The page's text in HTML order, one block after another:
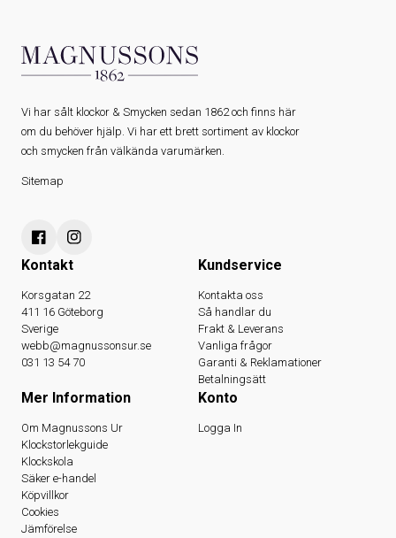
Vi har sålt klockor & Smycken sedan 1862 och finns här
om du behöver hjälp. Vi har ett brett sortiment av klockor
och smycken från välkända varumärken.
Sitemap
Kontakt
Korsgatan 22
411 16 Göteborg
Sverige
webb@magnussonsur.se
031 13 54 70
Kundservice
Kontakta oss
Så handlar du
Frakt & Leverans
Vanliga frågor
Garanti & Reklamationer
Betalningsätt
Mer Information
Om Magnussons Ur
Klockstorlekguide
Klockskola
Säker e-handel
Köpvillkor
Cookies
Jämförelse
Konto
Logga In